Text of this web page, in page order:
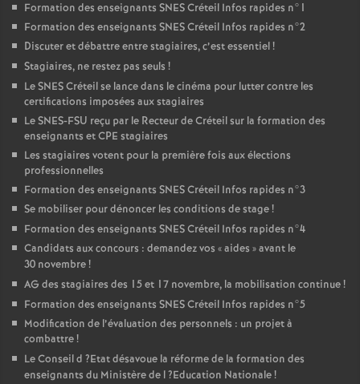
Formation des enseignants SNESCréteil Infos rapides n°1
Formation des enseignants SNESCréteil Infos rapides n°2
Discuter et débattre entre stagiaires, c’est essentiel!
Stagiaires, ne restez pas seuls !
LeSNESCréteil se lance dans le cinéma pour lutter contre les
certifications imposées aux stagiaires
LeSNES-FSU reçu par le Recteur de Créteil sur la formation des
enseignants etCPE stagiaires
Les stagiaires votent pour la première fois aux élections
professionnelles
Formation des enseignants SNESCréteil Infos rapides n°3
Se mobiliser pour dénoncer les conditions de stage!
Formation des enseignants SNESCréteil Infos rapides n°4
Candidats aux concours : demandez vos «aides » avant le
30 novembre!
AG des stagiaires des 15 et 17 novembre, la mobilisation continue!
Formation des enseignants SNESCréteil Infos rapides n°5
Modification de l’évaluation des personnels : un projet à
combattre!
Le Conseil d ?Etat désavoue la réforme de la formation des
enseignants du Ministère de l?Education Nationale!